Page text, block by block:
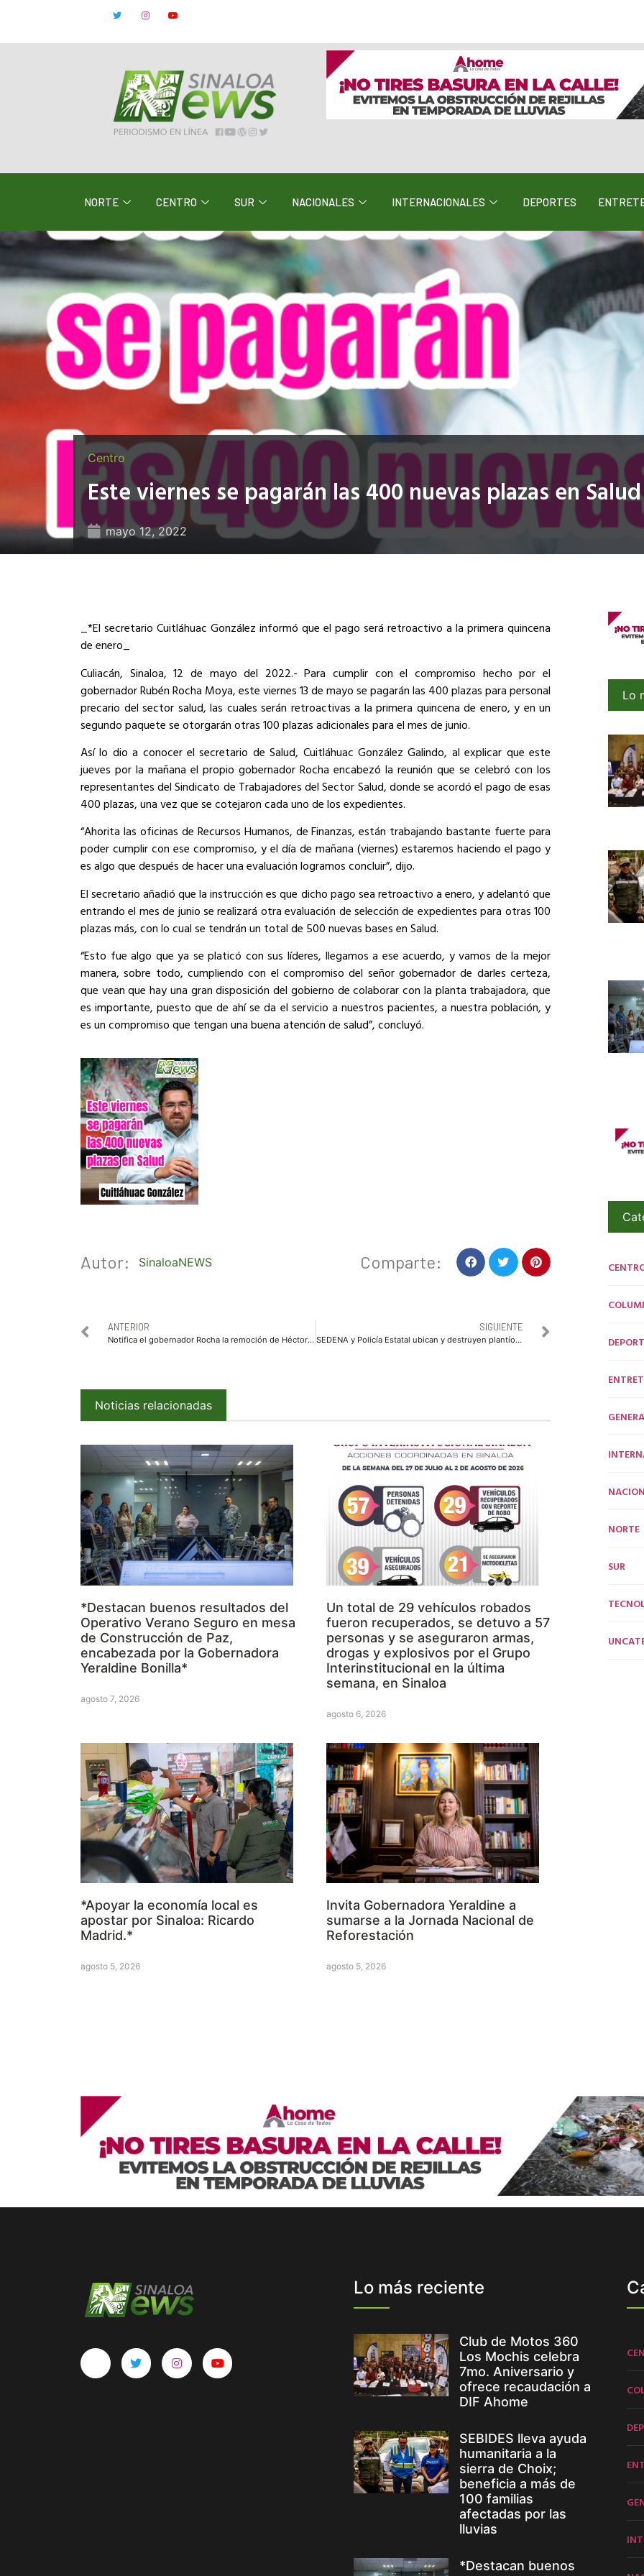
NORTE CENTRO SUR NACIONALES INTERNACIONALES DEPORTES
Centro
Este viernes se pagarán las 400 nuevas plazas en Salud
mayo 12, 2022
_*El secretario Cuitláhuac González informó que el pago será retroactivo a la primera quincena
de enero_
Culiacán, Sinaloa, 12 de mayo del 2022.- Para cumplir con el compromiso hecho por el
gobernador Rubén Rocha Moya, este viernes 13 de mayo se pagarán las 400 plazas para personal
precario del sector salud, las cuales serán retroactivas a la primera quincena de enero, y en un
segundo paquete se otorgarán otras 100 plazas adicionales para el mes de junio.
Así lo dio a conocer el secretario de Salud, Cuitláhuac González Galindo, al explicar que este
jueves por la mañana el propio gobernador Rocha encabezó la reunión que se celebró con los
representantes del Sindicato de Trabajadores del Sector Salud, donde se acordó el pago de esas
400 plazas, una vez que se cotejaron cada uno de los expedientes.
“Ahorita las oficinas de Recursos Humanos, de Finanzas, están trabajando bastante fuerte para
poder cumplir con ese compromiso, y el día de mañana (viernes) estaremos haciendo el pago y
es algo que después de hacer una evaluación logramos concluir”, dijo.
El secretario añadió que la instrucción es que dicho pago sea retroactivo a enero, y adelantó que
entrando el mes de junio se realizará otra evaluación de selección de expedientes para otras 100
plazas más, con lo cual se tendrán un total de 500 nuevas bases en Salud.
“Esto fue algo que ya se platicó con sus líderes, llegamos a ese acuerdo, y vamos de la mejor
manera, sobre todo, cumpliendo con el compromiso del señor gobernador de darles certeza,
que vean que hay una gran disposición del gobierno de colaborar con la planta trabajadora, que
es importante, puesto que de ahí se da el servicio a nuestros pacientes, a nuestra población, y
es un compromiso que tengan una buena atención de salud”, concluyó.
Autor: SinaloaNEWS Comparte:
ANTERIOR
Notifica el gobernador Rocha la remoción de Héctor Cuén al cargo de secretario de salud
SIGUIENTE
SEDENA y Policía Estatal ubican y destruyen plantío de mariguana
Noticias relacionadas
*Destacan buenos resultados del
Operativo Verano Seguro en mesa
de Construcción de Paz,
encabezada por la Gobernadora
Yeraldine Bonilla*
agosto 7, 2026
Un total de 29 vehículos robados
fueron recuperados, se detuvo a 57
personas y se aseguraron armas,
drogas y explosivos por el Grupo
Interinstitucional en la última
semana, en Sinaloa
agosto 6, 2026
*Apoyar la economía local es
apostar por Sinaloa: Ricardo
Madrid.*
agosto 5, 2026
Invita Gobernadora Yeraldine a
sumarse a la Jornada Nacional de
Reforestación
agosto 5, 2026
Lo
NORTE
SUR
Lo más reciente
Club de Motos 360
Los Mochis celebra
7mo. Aniversario y
ofrece recaudación a
DIF Ahome
SEBIDES lleva ayuda
humanitaria a la
sierra de Choix;
beneficia a más de
100 familias
afectadas por las
lluvias
*Destacan buenos